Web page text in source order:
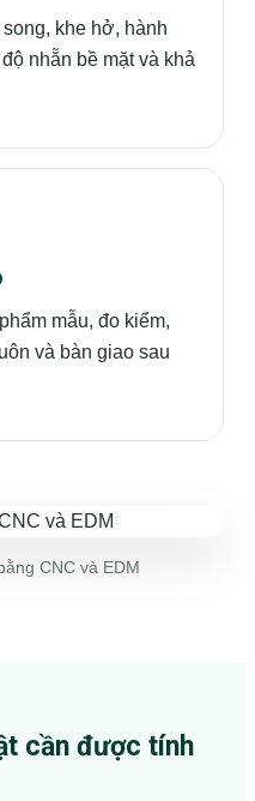
khe hở, hành
nhẵn bề mặt và khả
mẫu, đo kiểm,
và bàn giao sau
CNC và EDM
cần được tính